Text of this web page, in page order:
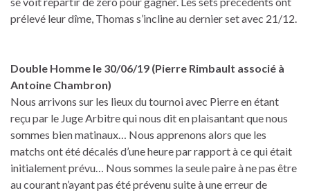
prélevé leur dîme, Thomas s’incline au dernier set avec 21/12.
Double Homme le 30/06/19 (Pierre Rimbault associé à
Antoine Chambron)
Nous arrivons sur les lieux du tournoi avec Pierre en étant
reçu par le Juge Arbitre qui nous dit en plaisantant que nous
sommes bien matinaux… Nous apprenons alors que les
matchs ont été décalés d’une heure par rapport à ce qui était
initialement prévu… Nous sommes la seule paire à ne pas être
au courant n’ayant pas été prévenu suite à une erreur de